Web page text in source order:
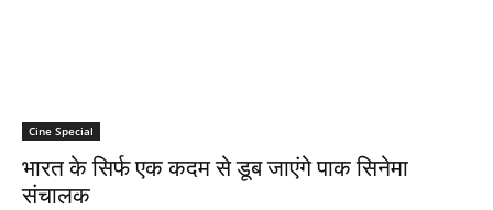
Cine Special
भारत के सिर्फ एक कदम से डूब जाएंगे पाक सिनेमा
संचालक